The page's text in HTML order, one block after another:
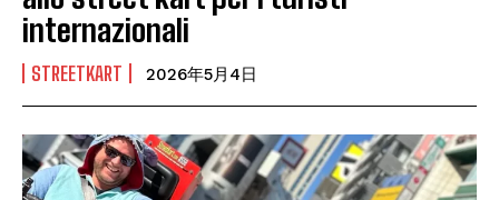
internazionali
STREETKART 2026年5月4日